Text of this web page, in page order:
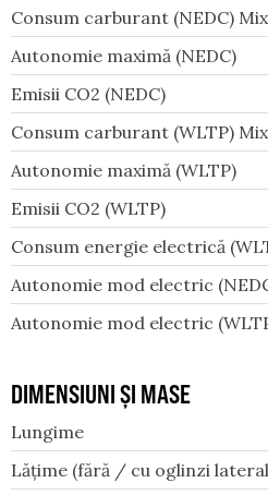
Consum carburant (NEDC)
Autonomie maximă (NEDC)
Emisii CO2 (NEDC)
Consum carburant (WLTP)
Autonomie maximă (WLTP)
Emisii CO2 (WLTP)
Consum energie electrică
Autonomie mod electric
Autonomie mod electric
DIMENSIUNI ȘI MASE
Lungime
Lățime (fără / cu oglinzi